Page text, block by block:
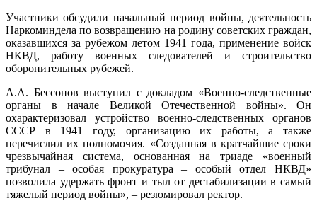
Участники обсудили начальный период войны, деятельность
Наркоминдела по возвращению на родину советских граждан,
оказавшихся за рубежом летом 1941 года, применение войск
НКВД, работу военных следователей и строительство
оборонительных рубежей.
А.А. Бессонов выступил с докладом «Военно-следственные
органы в начале Великой Отечественной войны». Он
охарактеризовал устройство военно-следственных органов
СССР в 1941 году, организацию их работы, а также
перечислил их полномочия. «Созданная в кратчайшие сроки
чрезвычайная система, основанная на триаде «военный
трибунал – особая прокуратура – особый отдел НКВД»
позволила удержать фронт и тыл от дестабилизации в самый
тяжелый период войны», – резюмировал ректор.